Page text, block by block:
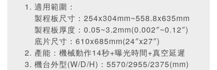
適用範圍：
製程板尺寸：254x304mm~558.8x635mm
製程板厚度：0.05~3.2mm(0.002″~0.12″)
底片尺寸：610x685mm(24″x27″)
產能：機械動作14秒+曝光時間+真空延遲
機台外型(W/D/H)：5570/2955/2375(mm)